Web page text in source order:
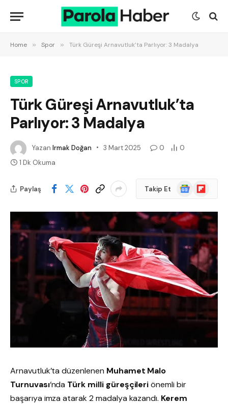
Home » Spor » Türk Güreşi Arnavutluk’ta Parlıyor: 3 Madalya
SPOR
Türk Güreşi Arnavutluk’ta
Parlıyor: 3 Madalya
Yazan Irmak Doğan 3 Mart 2025 0
0
1 Dk Okuma
Paylaş Takip Et
Google
News
Flipboard
Arnavutluk’ta düzenlenen Muhamet Malo
Turnuvası‘nda Türk milli güreşçileriönemli bir
başarıya imza atarak 2 madalya kazandı. Kerem